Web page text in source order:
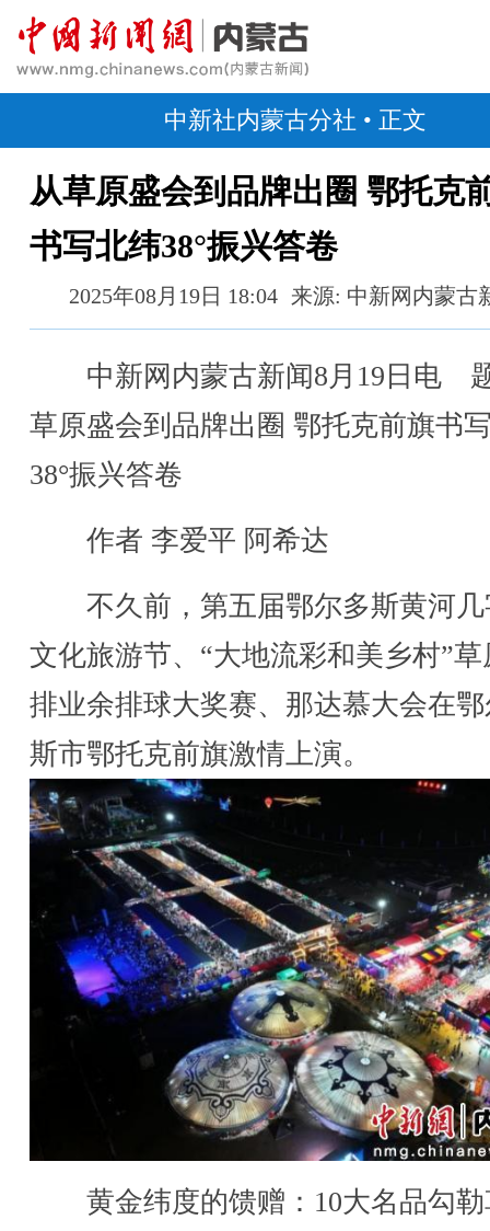
中新社内蒙古分社 • 正文
从草原盛会到品牌出圈 鄂托克
书写北纬38°振兴答卷
2025年08月19日 18:04 来源: 中新网内蒙古
中新网内蒙古新闻8月19日电
草原盛会到品牌出圈 鄂托克前旗书
38°振兴答卷
作者 李爱平 阿希达
不久前，第五届鄂尔多斯黄河几
文化旅游节、“大地流彩和美乡村”草
排业余排球大奖赛、那达慕大会在
斯市鄂托克前旗激情上演。
黄金纬度的馈赠：10大名品勾勒